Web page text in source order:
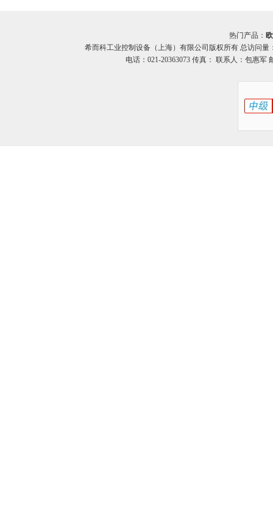
热门产品：
希而科工业控制设备（上海）有限公司版权所有 总访问量
电话：021-20363073 传真： 联系人：包惠军